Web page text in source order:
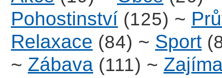
Pohostinství (125) ~
Relaxace (84) ~ Sport
~ Zábava (111) ~